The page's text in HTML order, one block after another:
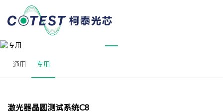
通用 专用
激光器晶圆测试系统C8